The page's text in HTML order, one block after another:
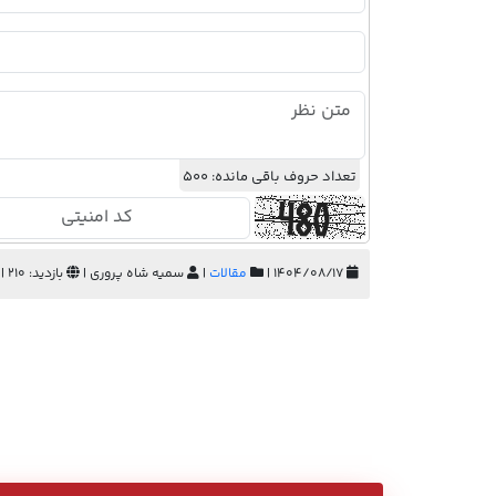
تعداد حروف باقی مانده: 500
مقالات | سمیه شاه پروری | بازدید: 210 |